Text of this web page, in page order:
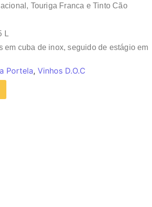
Touriga Franca e Tinto Cão
L
em cuba de inox, seguido de estágio em
Portela,Vinhos D.O.C